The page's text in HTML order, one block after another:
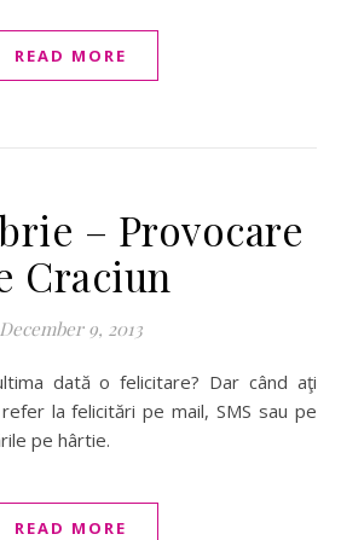
READ MORE
– Provocare
Craciun
December 9, 2013
la felicitări pe mail, SMS sau pe
pe hârtie.
READ MORE